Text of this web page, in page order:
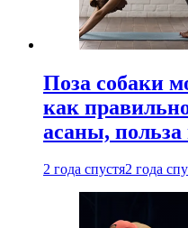
Поза собаки
как
асаны,
2 года спустя2 года